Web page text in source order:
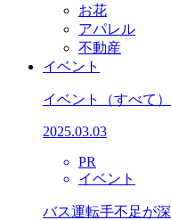
お花
アパレル
不動産
イベント
イベント （すべて）
2025.03.03
PR
イベント
バス運転手不足が